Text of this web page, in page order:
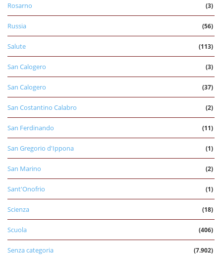
Rosarno (3)
Russia (56)
Salute (113)
San Calogero (3)
San Calogero (37)
San Costantino Calabro (2)
San Ferdinando (11)
San Gregorio d'Ippona (1)
San Marino (2)
Sant'Onofrio (1)
Scienza (18)
Scuola (406)
Senza categoria (7.902)